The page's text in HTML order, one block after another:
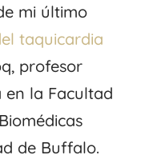
mi último
taquicardia
profesor
en la Facultad
de Buffalo.